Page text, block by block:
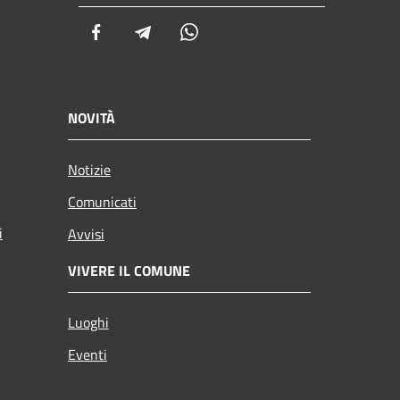
Facebook Telegram
NOVITÀ
Notizie
Comunicati
Avvisi
VIVERE IL COMUNE
Luoghi
Eventi